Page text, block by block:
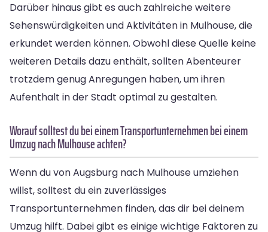
Darüber hinaus gibt es auch zahlreiche weitere
Sehenswürdigkeiten und Aktivitäten in Mulhouse, die
erkundet werden können. Obwohl diese Quelle keine
weiteren Details dazu enthält, sollten Abenteurer
trotzdem genug Anregungen haben, um ihren
Aufenthalt in der Stadt optimal zu gestalten.
Worauf solltest du bei einem Transportunternehmen bei einem
Umzug nach Mulhouse achten?
Wenn du von Augsburg nach Mulhouse umziehen
willst, solltest du ein zuverlässiges
Transportunternehmen finden, das dir bei deinem
Umzug hilft. Dabei gibt es einige wichtige Faktoren zu